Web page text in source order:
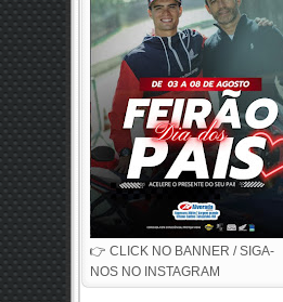
👉 CLICK NO BANNER / SIGA-
NOS NO INSTAGRAM